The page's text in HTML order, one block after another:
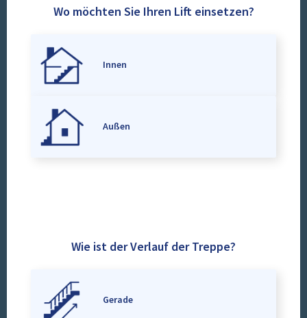
Wo möchten Sie Ihren Lift einsetzen?
Innen
Außen
Wie ist der Verlauf der Treppe?
Gerade